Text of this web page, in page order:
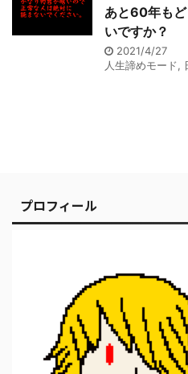
あと60年も
いですか？
2021/4/27
人生諦めモード,
プロフィール